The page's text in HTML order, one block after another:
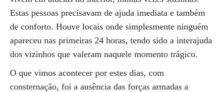
Estas pessoas precisavam de ajuda imediata e também
de conforto. Houve locais onde simplesmente ninguém
apareceu nas primeiras 24 horas, tendo sido a interajuda
dos vizinhos que valeram naquele momento trágico.
O que vimos acontecer por estes dias, com
consternação, foi a ausência das forças armadas a